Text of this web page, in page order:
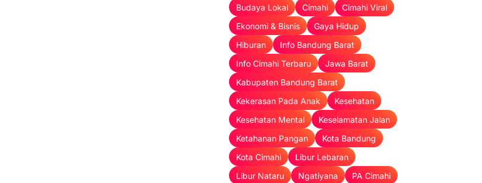
Budaya Lokal
Cimahi
Cimahi Viral
Ekonomi & Bisnis
Gaya Hidup
Hiburan
Info Bandung Barat
Info Cimahi Terbaru
Jawa Barat
Kabupaten Bandung Barat
Kekerasan Pada Anak
Kesehatan
Kesehatan Mental
Keselamatan Jalan
Ketahanan Pangan
Kota Bandung
Kota Cimahi
Libur Lebaran
Libur Nataru
Ngatiyana
PA Cimahi